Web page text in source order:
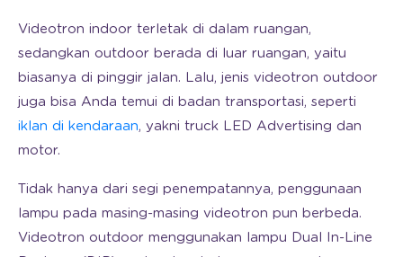
Videotron indoor terletak di dalam ruangan,
sedangkan outdoor berada di luar ruangan, yaitu
biasanya di pinggir jalan. Lalu, jenis videotron outdoor
juga bisa Anda temui di badan transportasi, seperti
iklan di kendaraan, yakni truck LED Advertising dan
motor.
Tidak hanya dari segi penempatannya, penggunaan
lampu pada masing-masing videotron pun berbeda.
Videotron outdoor menggunakan lampu Dual In-Line